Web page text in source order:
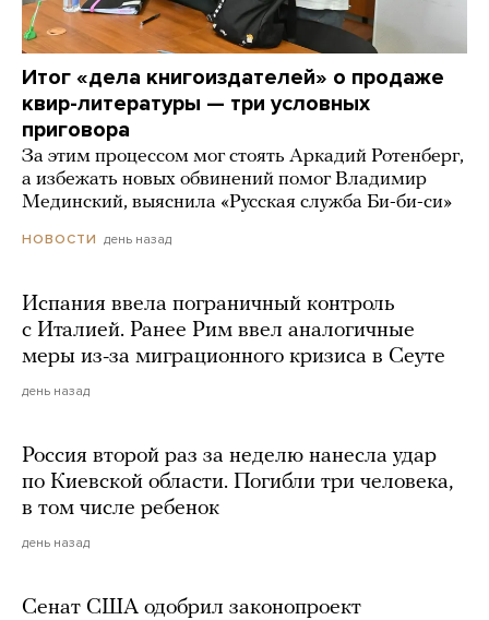
Итог «дела книгоиздателей» о продаже
квир-литературы — три условных
приговора
За этим процессом мог стоять Аркадий Ротенберг,
а избежать новых обвинений помог Владимир
Мединский, выяснила «Русская служба Би-би-си»
НОВОСТИ день назад
Испания ввела пограничный контроль
с Италией. Ранее Рим ввел аналогичные
меры из-за миграционного кризиса в Сеуте
день назад
Россия второй раз за неделю нанесла удар
по Киевской области. Погибли три человека,
в том числе ребенок
день назад
Сенат США одобрил законопроект